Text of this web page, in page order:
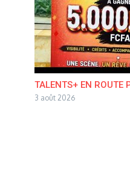
TALENTS+ EN ROUTE
3 août 2026